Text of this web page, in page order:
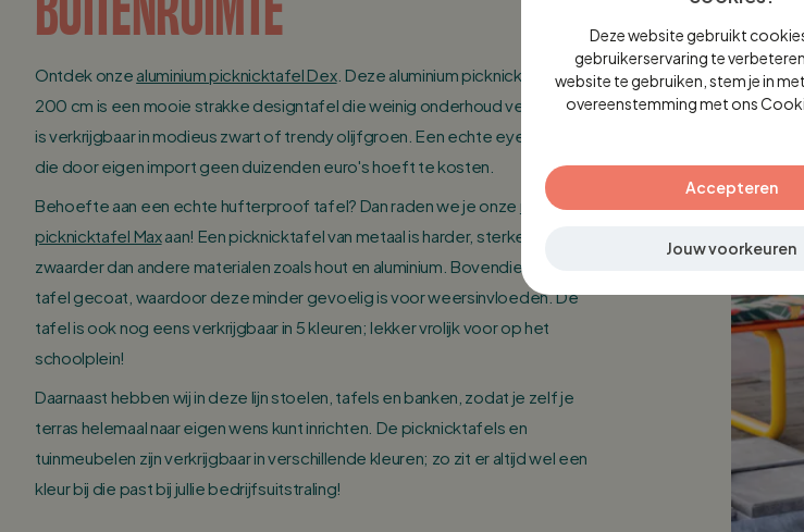
Ontdek onze aluminium picknicktafel Dex. Deze aluminium picknicktafel van
200 cm is een mooie strakke designtafel die weinig onderhoud vergt. De tafel
is verkrijgbaar in modieus zwart of trendy olijfgroen. Een echte eyecatcher dus
die door eigen import geen duizenden euro's hoeft te kosten.
Behoefte aan een echte hufterproof tafel? Dan raden we je onze
metalen
picknicktafel Maxaan! Een picknicktafel van metaal is harder, sterker en
zwaarder dan andere materialen zoals hout en aluminium. Bovendien is de Max
tafel gecoat, waardoor deze minder gevoelig is voor weersinvloeden. De
tafel is ook nog eens verkrijgbaar in 5 kleuren; lekker vrolijk voor op het
schoolplein!
Daarnaast hebben wij in deze lijn stoelen, tafels en banken, zodat je zelf je
terras helemaal naar eigen wens kunt inrichten. De picknicktafels en
tuinmeubelen zijn verkrijgbaar in verschillende kleuren; zo zit er altijd wel een
kleur bij die past bij jullie bedrijfsuitstraling!
Deze website gebruikt
gebruikerservaring te
website te gebruiken, stem je in
overeenstemming met ons
Accepteren
Jouw voorkeuren